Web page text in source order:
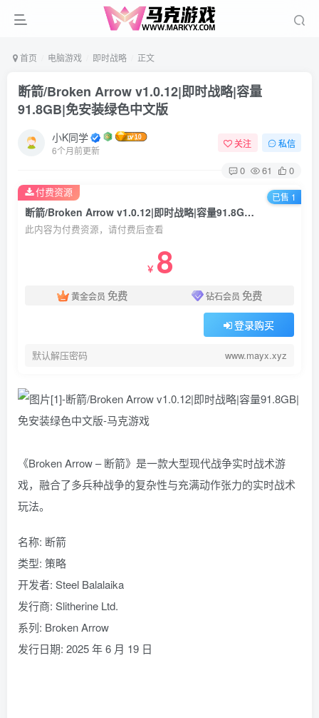
首页 电脑游戏 即时战略 正文
断箭/Broken Arrow v1.0.12|即时战略|容量
91.8GB|免安装绿色中文版
小K同学
6个月前更新
关注 私信
0 61 0
断箭/Broken Arrow v1.0.12|即时战略|容量91.8GB|免安装绿色中文版
此内容为付费资源，请付费后查看
￥ 8
黄金会员 免费 钻石会员 免费
登录购买
默认解压密码 www.mayx.xyz
付费资源 已售 1
《Broken Arrow – 断箭》是一款大型现代战争实时战术游
戏，融合了多兵种战争的复杂性与充满动作张力的实时战术
玩法。
名称: 断箭
类型: 策略
开发者: Steel Balalaika
发行商: Slitherine Ltd.
系列: Broken Arrow
发行日期: 2025 年 6 月 19 日